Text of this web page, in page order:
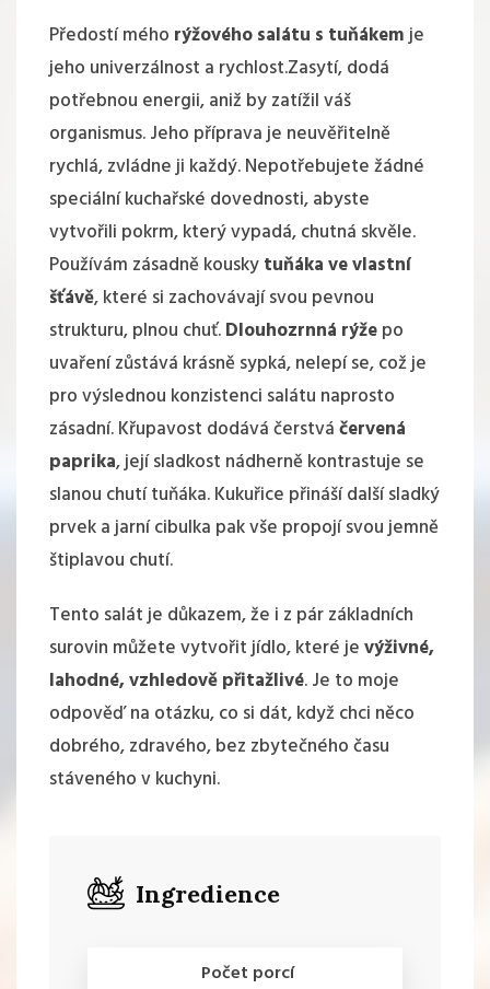
Předostí mého rýžového salátu s tuňákemje
jeho univerzálnost a rychlost.Zasytí, dodá
potřebnou energii, aniž by zatížil váš
organismus. Jeho příprava je neuvěřitelně
rychlá, zvládne ji každý. Nepotřebujete žádné
speciální kuchařské dovednosti, abyste
vytvořili pokrm, který vypadá, chutná skvěle.
Používám zásadně kouskytuňáka ve vlastní
šťávě, které si zachovávají svou pevnou
strukturu, plnou chuť.Dlouhozrnná rýžepo
uvaření zůstává krásně sypká, nelepí se, což je
pro výslednou konzistenci salátu naprosto
zásadní. Křupavost dodává čerstváčervená
paprika, její sladkost nádherně kontrastuje se
slanou chutí tuňáka. Kukuřice přináší další sladký
prvek a jarní cibulka pak vše propojí svou jemně
štiplavou chutí.
Tento salát je důkazem, že i z pár základních
surovin můžete vytvořit jídlo, které jevýživné,
lahodné, vzhledově přitažlivé. Je to moje
odpověď na otázku, co si dát, když chci něco
dobrého, zdravého, bez zbytečného času
stáveného v kuchyni.
Ingredience
Počet porcí